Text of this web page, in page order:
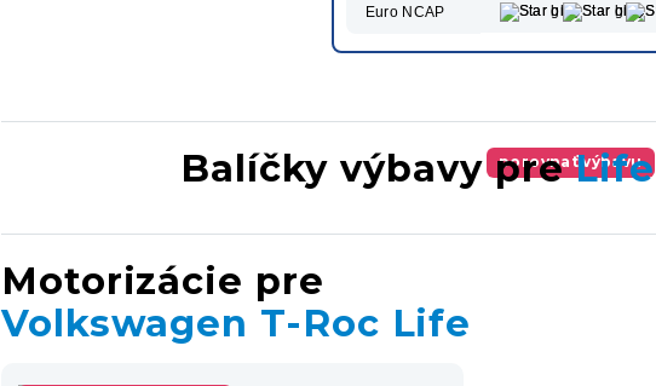
Euro NCAP
porovnať výbavu
Balíčky výbavy preLife
Motorizácie pre
Volkswagen T-Roc Life